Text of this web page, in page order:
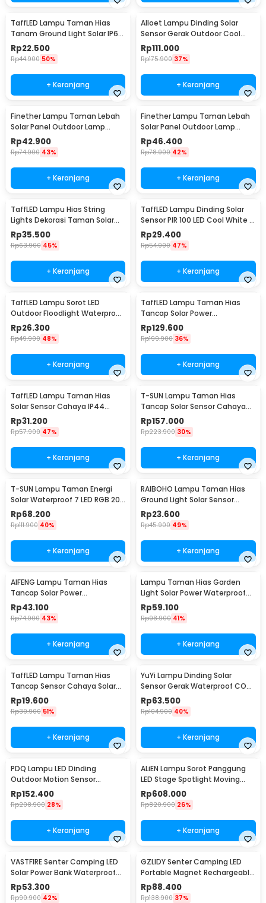
TaffLED Lampu Taman Hias
Tanam Ground Light Solar IP65
8 LED - CL-022
Rp22.500
Rp44.900 50%
+ Keranjang
Alloet Lampu Dinding Solar
Sensor Gerak Outdoor Cool
White 50 LED - LE66
Rp111.000
Rp175.900 37%
+ Keranjang
Finether Lampu Taman Lebah
Solar Panel Outdoor Lamp
Waterproof IP65 30 LED - BE306
Rp42.900
Rp74.900 43%
+ Keranjang
Finether Lampu Taman Lebah
Solar Panel Outdoor Lamp
Waterproof IP65 50 LED - BE306
Rp46.400
Rp78.900 42%
+ Keranjang
TaffLED Lampu Hias String
Lights Dekorasi Taman Solar
12M 100LED - S-04
Rp35.500
Rp63.900 45%
+ Keranjang
TaffLED Lampu Dinding Solar
Sensor PIR 100 LED Cool White -
BK-100
Rp29.400
Rp54.900 47%
+ Keranjang
TaffLED Lampu Sorot LED
Outdoor Floodlight Waterproof
Cool White 50W - A8
Rp26.300
Rp49.900 48%
+ Keranjang
TaffLED Lampu Taman Hias
Tancap Solar Power
Waterproof 10 LED 2835 - TS-
G2202
Rp129.600
Rp199.900 36%
+ Keranjang
TaffLED Lampu Taman Hias
Solar Sensor Cahaya IP44
Warm White 4 PCS - L20
Rp31.200
Rp57.900 47%
+ Keranjang
T-SUN Lampu Taman Hias
Tancap Solar Sensor Cahaya
IP65 Warm White 3W - TS-
G0902
Rp157.000
Rp223.900 30%
+ Keranjang
T-SUN Lampu Taman Energi
Solar Waterproof 7 LED RGB 200
Lumens 1.6W - TS-G0102
Rp68.200
Rp111.900 40%
+ Keranjang
RAIBOHO Lampu Taman Hias
Ground Light Solar Sensor
Waterproof 12/20LED - RB20
Rp23.600
Rp45.900 49%
+ Keranjang
AIFENG Lampu Taman Hias
Tancap Solar Power
Waterproof Cool White -
EM320
Rp43.100
Rp74.900 43%
+ Keranjang
Lampu Taman Hias Garden
Light Solar Power Waterproof
Cool White - EM375
Rp59.100
Rp98.900 41%
+ Keranjang
TaffLED Lampu Taman Hias
Tancap Sensor Cahaya Solar
Power Waterproof - EM300
Rp19.600
Rp39.900 51%
+ Keranjang
YuYi Lampu Dinding Solar
Sensor Gerak Waterproof COB
100LED Cool White - SMT-F100
Rp63.500
Rp104.900 40%
+ Keranjang
PDQ Lampu LED Dinding
Outdoor Motion Sensor
Waterproof Cool White 15W
Inner Light - 3120
Rp152.400
Rp208.900 28%
+ Keranjang
ALiEN Lampu Sorot Panggung
LED Stage Spotlight Moving
Head RGB 10W - DM512
Rp608.000
Rp820.900 26%
+ Keranjang
VASTFIRE Senter Camping LED
Solar Power Bank Waterproof
IP65 - YD-878A
Rp53.300
Rp90.900 42%
GZLIDY Senter Camping LED
Portable Magnet Rechargeable
2000 Lumens Big - W599A
Rp88.400
Rp138.900 37%